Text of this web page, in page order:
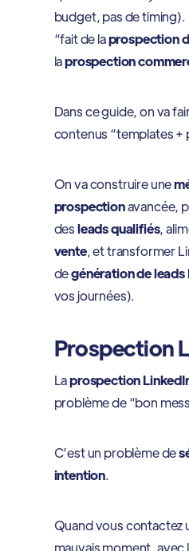
budget, pas de timing).
“fait de laprospection
laprospection
Dans ce guide, on va
contenus “templates +
On va construire une
prospectionavancée,
desleads qualifiés,
vente, et transformer
degénération de leads
vos journées).
Prospection
Laprospection
problème de “bon
C’est un problème de
intention.
Quand vous contactez
mauvais moment, avec